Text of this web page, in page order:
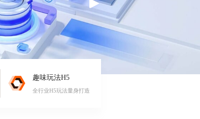
趣味玩法H5
全行业H5玩法量身打造